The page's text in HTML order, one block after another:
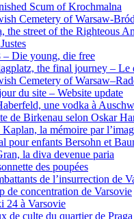
Scum of Krochmalna
Cemetery of Warsaw-
the street of the Righteous
– Die young, die free
the final journey – Le
Cemetery of
du site – Website update
une vodka à
de Birkenau selon Oskar
Kaplan, la mémoire par
pour enfants Bersohn et
la diva devenue paria
des poupées
de l’insurrection de
de concentration de Varsovie
24 à Varsovie
de culte du quartier de Praga